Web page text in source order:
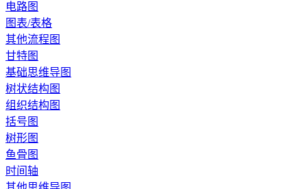
电路图
图表/表格
其他流程图
甘特图
基础思维导图
树状结构图
组织结构图
括号图
树形图
鱼骨图
时间轴